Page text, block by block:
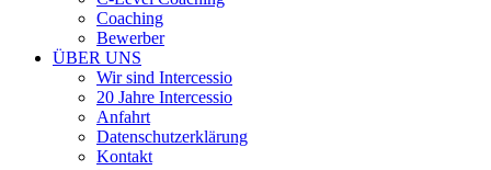
Coaching
Bewerber
ÜBER UNS
Wir sind Intercessio
20 Jahre Intercessio
Anfahrt
Datenschutzerklärung
Kontakt